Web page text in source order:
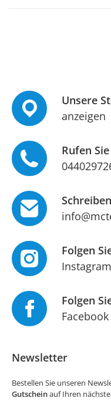
Unsere
anzeigen
Rufen
Folgen
Instagram
Folgen
Facebook
Newsletter
Bestellen Sie unseren
Gutscheinauf Ihren